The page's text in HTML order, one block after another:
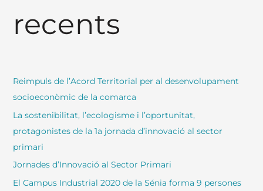
recents
Reimpuls de l’Acord Territorial per al desenvolupament
socioeconòmic de la comarca
La sostenibilitat, l’ecologisme i l’oportunitat,
protagonistes de la 1a jornada d’innovació al sector
primari
Jornades d’Innovació al Sector Primari
El Campus Industrial 2020 de la Sénia forma 9 persones